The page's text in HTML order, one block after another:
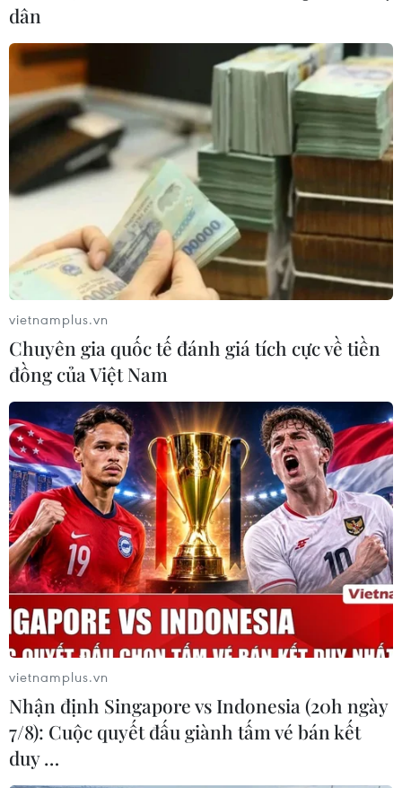
#Đoàn Thanh niên Cộng sản
#Diễn đàn Trí thức trẻ
#hội nhập kinh tế
#khởi nghiệp
Theo dõi VietnamPlus
TIN LIÊN QUAN
Đoàn kết, phấn đấu vì hạnh phúc và sự
dân
vietnamplus.vn
Chuyên gia quốc tế đánh giá tích cực về tiền
đồng của Việt Nam
vietnamplus.vn
Nhận định Singapore vs Indonesia (20h ngày
7/8): Cuộc quyết đấu giành tấm vé bán kết
duy …